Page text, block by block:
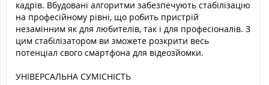
кадрів. Вбудовані алгоритми забезпечують стабілізацію
на професійному рівні, що робить пристрій
незамінним як для любителів, так і для професіоналів. З
цим стабілізатором ви зможете розкрити весь
потенціал свого смартфона для відеозйомки.
УНІВЕРСАЛЬНА СУМІСНІСТЬ